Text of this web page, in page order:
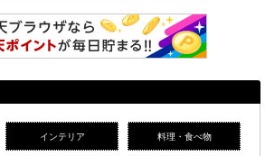
インテリア 料理・食べ物